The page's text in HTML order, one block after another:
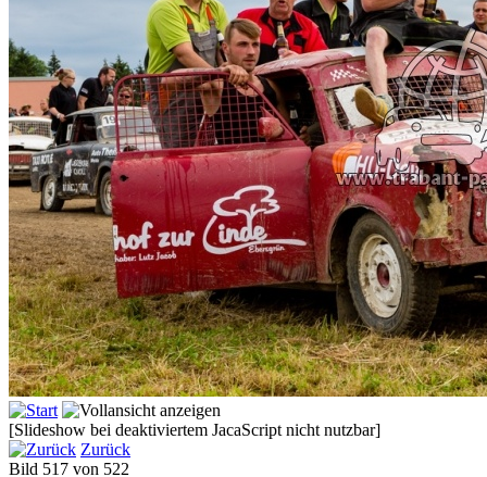
[Slideshow bei deaktiviertem JacaScript nicht nutzbar]
Zurück
Bild 517 von 522